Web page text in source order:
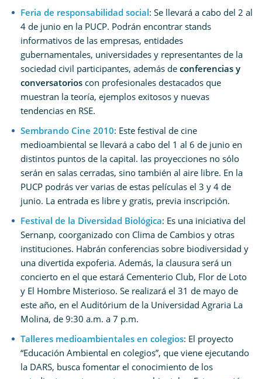
Feria de responsabilidad social: Se llevará a cabo del 2 al
4 de junio en la PUCP. Podrán encontrar stands
informativos de las empresas, entidades
gubernamentales, universidades y representantes de la
sociedad civil participantes, además de conferencias y
conversatorios con profesionales destacados que
muestran la teoría, ejemplos exitosos y nuevas
tendencias en RSE.
Sembrando Cine 2010: Este festival de cine
medioambiental se llevará a cabo del 1 al 6 de junio en
distintos puntos de la capital. las proyecciones no sólo
serán en salas cerradas, sino también al aire libre. En la
PUCP podrás ver varias de estas películas el 3 y 4 de
junio. La entrada es libre y gratis, previa inscripción.
Festival de la Diversidad Biológica: Es una iniciativa del
Sernanp, coorganizado con Clima de Cambios y otras
instituciones. Habrán conferencias sobre biodiversidad y
una divertida expoferia. Además, la clausura será un
concierto en el que estará Cementerio Club, Flor de Loto
y El Hombre Misterioso. Se realizará el 31 de mayo de
este año, en el Auditórium de la Universidad Agraria La
Molina, de 9:30 a.m. a 7 p.m.
Talleres medioambientales en colegios: El proyecto
“Educación Ambiental en colegios”, que viene ejecutando
la DARS, busca fomentar el conocimiento de los